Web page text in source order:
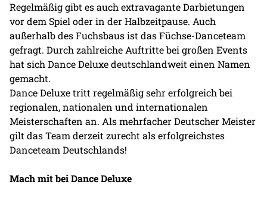
Regelmäßig gibt es auch extravagante Darbietungen
vor dem Spiel oder in der Halbzeitpause. Auch
außerhalb des Fuchsbaus ist das Füchse-Danceteam
gefragt. Durch zahlreiche Auftritte bei großen Events
hat sich Dance Deluxe deutschlandweit einen Namen
gemacht.
Dance Deluxe tritt regelmäßig sehr erfolgreich bei
regionalen, nationalen und internationalen
Meisterschaften an. Als mehrfacher Deutscher Meister
gilt das Team derzeit zurecht als erfolgreichstes
Danceteam Deutschlands!
Mach mit bei Dance Deluxe